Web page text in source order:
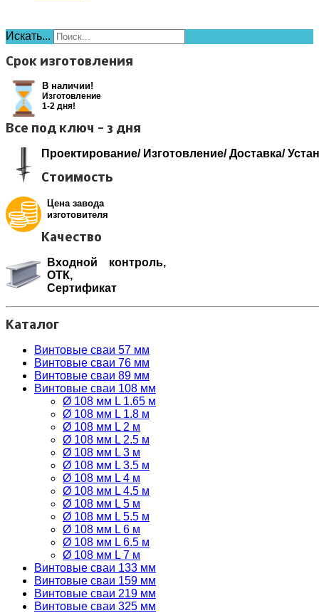
Искать...
Срок изготовления
В наличии!
Изготовление
1-2 дня!
Все под ключ - 3 дня
Проектирование/ Изготовление/ Доставка/
Стоимость
Цена завода
изготовителя
Качество
Входной контроль,
ОТК,
Сертификат
Каталог
Винтовые сваи 57 мм
Винтовые сваи 76 мм
Винтовые сваи 89 мм
Винтовые сваи 108 мм
Ø 108 мм L 1.65 м
Ø 108 мм L 1.8 м
Ø 108 мм L 2 м
Ø 108 мм L 2.5 м
Ø 108 мм L 3 м
Ø 108 мм L 3.5 м
Ø 108 мм L 4 м
Ø 108 мм L 4.5 м
Ø 108 мм L 5 м
Ø 108 мм L 5.5 м
Ø 108 мм L 6 м
Ø 108 мм L 6.5 м
Ø 108 мм L 7 м
Винтовые сваи 133 мм
Винтовые сваи 159 мм
Винтовые сваи 219 мм
Винтовые сваи 325 мм